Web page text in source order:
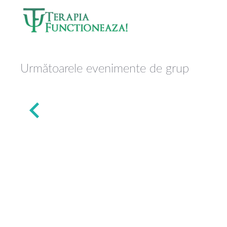
Skip to main content
Următoarele evenimente de grup